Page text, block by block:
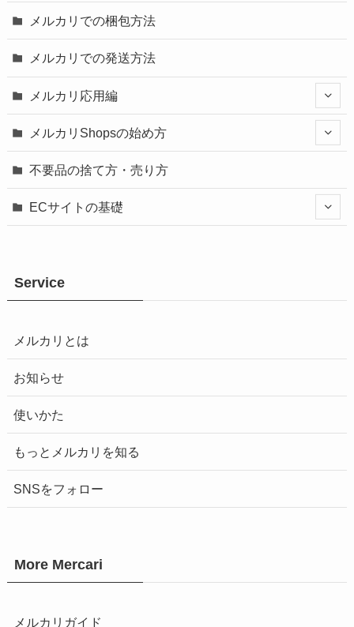
メルカリでの梱包方法
メルカリでの発送方法
メルカリ応用編
メルカリShopsの始め方
不要品の捨て方・売り方
ECサイトの基礎
Service
メルカリとは
お知らせ
使いかた
もっとメルカリを知る
SNSをフォロー
More Mercari
メルカリガイド